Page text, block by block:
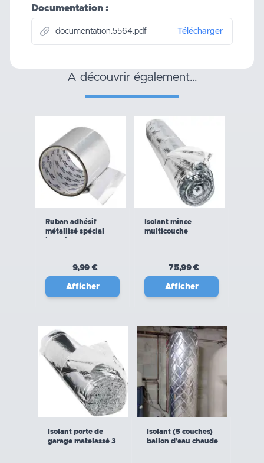
Documentation :
documentation.5564.pdf Télécharger
a découvrir également…
Ruban adhésif
métallisé spécial
isolation (25m x
9,99 €
Afficher
Isolant mince
multicouche
75,99 €
Afficher
Isolant porte de
garage matelassé 3
couches
Isolant (5 couches)
ballon d’eau chaude
WERKA PRO